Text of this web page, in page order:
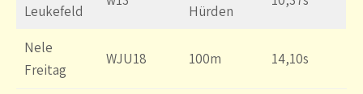
Leukefeld
Hürden
Nele
Freitag
WJU18 100m 14,10s